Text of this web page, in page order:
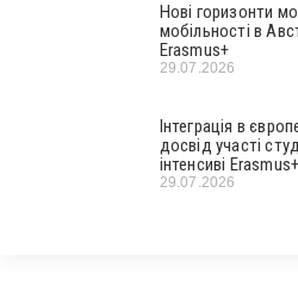
Нові горизонти
мобільності в
Erasmus+
29.07.2026
Інтеграція в
досвід участі
інтенсиві
29.07.2026